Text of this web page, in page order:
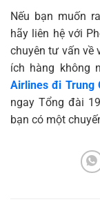
Nếu bạn muốn
hãy liên hệ với
chuyên tư vấn về
ích hàng không
Airlines đi Trung
ngay Tổng đài
bạn có một